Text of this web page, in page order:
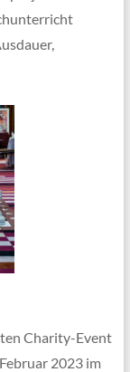
Charity-Event
2023 im